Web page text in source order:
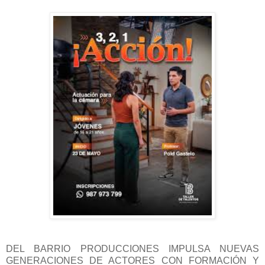
DEL BARRIO PRODUCCIONES IMPULSA NUEVAS
GENERACIONES DE ACTORES CON FORMACIÓN Y